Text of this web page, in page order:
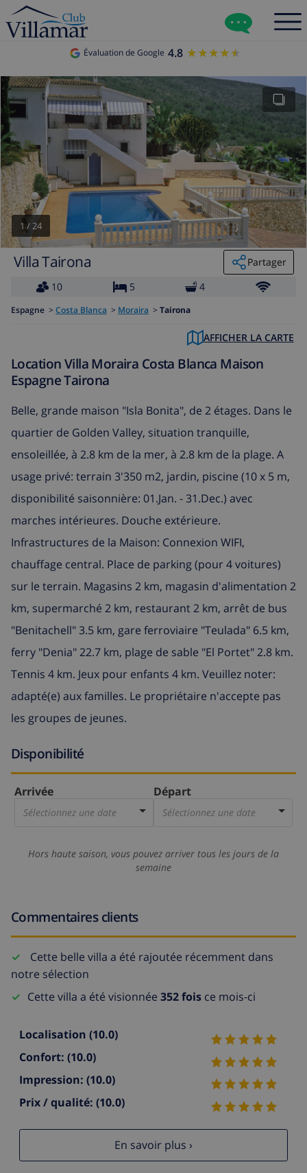
Évaluation de Google 4.8 ★★★★★
★★★★★
1/24
Villa Tairona
Partager
10
5 4
Espagne > Costa Blanca > Moraira > Tairona
AFFICHER LA CARTE
Location Villa Moraira Costa Blanca Maison
Espagne Tairona
Belle, grande maison "Isla Bonita", de 2 étages. Dans le
quartier de Golden Valley, situation tranquille,
ensoleillée, à 2.8 km de la mer, à 2.8 km de la plage. A
usage privé: terrain 3'350 m2, jardin, piscine (10 x 5 m,
disponibilité saisonnière: 01.Jan. - 31.Dec.) avec
marches intérieures. Douche extérieure.
Infrastructures de la Maison: Connexion WIFI,
chauffage central. Place de parking (pour 4 voitures)
sur le terrain. Magasins 2 km, magasin d'alimentation 2
km, supermarché 2 km, restaurant 2 km, arrêt de bus
"Benitachell" 3.5 km, gare ferroviaire "Teulada" 6.5 km,
ferry "Denia" 22.7 km, plage de sable "El Portet" 2.8 km.
Tennis 4 km. Jeux pour enfants 4 km. Veuillez noter:
adapté(e) aux familles. Le propriétaire n'accepte pas
les groupes de jeunes.
Disponibilité
Arrivée
Sélectionnez une date
Départ
Sélectionnez une date
Hors haute saison, vous pouvez arriver tous les jours de la
semaine
Commentaires clients
Cette belle villa a été rajoutée récemment dans
notre sélection
Cette villa a été visionnée 352 fois ce mois-ci
Localisation (10.0)
Confort: (10.0)
Impression: (10.0)
Prix / qualité: (10.0)
En savoir plus ›